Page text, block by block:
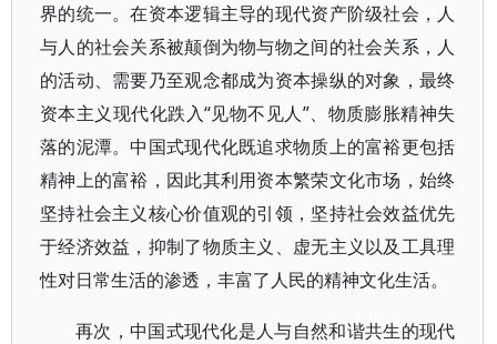
界的统一。在资本逻辑主导的现代资产阶级社会，人
与人的社会关系被颠倒为物与物之间的社会关系，人
的活动、需要乃至观念都成为资本操纵的对象，最终
资本主义现代化跌入“见物不见人”、物质膨胀精神失
落的泥潭。中国式现代化既追求物质上的富裕更包括
精神上的富裕，因此其利用资本繁荣文化市场，始终
坚持社会主义核心价值观的引领，坚持社会效益优先
于经济效益，抑制了物质主义、虚无主义以及工具理
性对日常生活的渗透，丰富了人民的精神文化生活。
再次，中国式现代化是人与自然和谐共生的现代